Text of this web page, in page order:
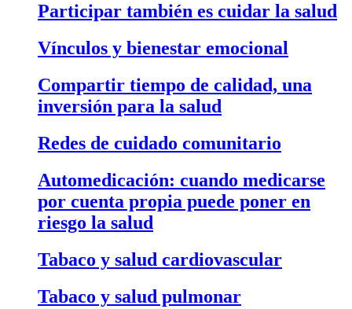
Participar también es cuidar la salud
Vínculos y bienestar emocional
Compartir tiempo de calidad, una
inversión para la salud
Redes de cuidado comunitario
Automedicación: cuando medicarse
por cuenta propia puede poner en
riesgo la salud
Tabaco y salud cardiovascular
Tabaco y salud pulmonar